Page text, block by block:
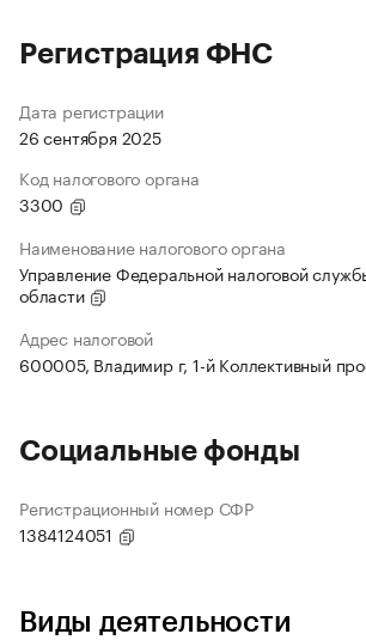
Регистрация ФНС
Дата регистрации
26 сентября 2025
Код налогового органа
3300
Наименование налогового органа
Управление Федеральной налоговой
области
Адрес налоговой
600005, Владимир г, 1-й Коллективный
Социальные фонды
Регистрационный номер СФР
1384124051
Виды деятельности